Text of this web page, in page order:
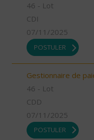
46 - Lot
CDI
07/11/2025
POSTULER
Gestionnaire de
46 - Lot
CDD
07/11/2025
POSTULER